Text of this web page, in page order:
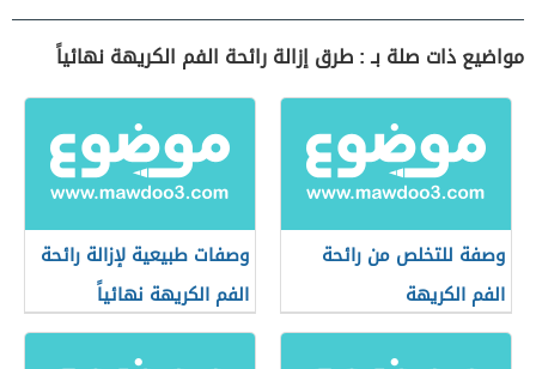
مواضيع ذات صلة بـ : طرق إزالة رائحة الفم الكريهة نهائياً
وصفة للتخلص من رائحة
الفم الكريهة
وصفات طبيعية لإزالة رائحة
الفم الكريهة نهائياً